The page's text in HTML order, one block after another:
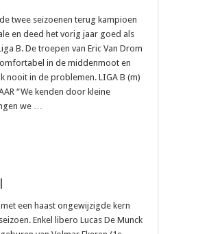
twee seizoenen terug kampioen
en deed het vorig jaar goed als
B. De troepen van Eric Van Drom
in de middenmoot en
nooit in de problemen. LIGA B (m)
“We kenden door kleine
we …
een haast ongewijzigde kern
Enkel libero Lucas De Munck